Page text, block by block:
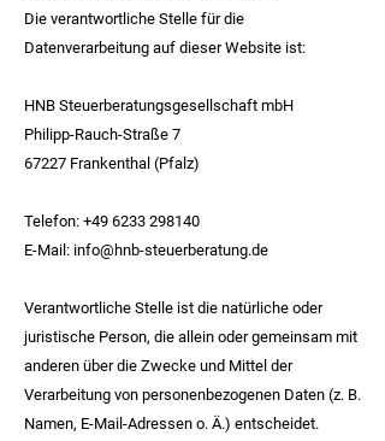
Die verantwortliche Stelle für die
Datenverarbeitung auf dieser Website ist:
HNB Steuerberatungsgesellschaft mbH
Philipp-Rauch-Straße 7
67227 Frankenthal (Pfalz)
Telefon: +49 6233 298140
E-Mail: info@hnb-steuerberatung.de
Verantwortliche Stelle ist die natürliche oder
juristische Person, die allein oder gemeinsam mit
anderen über die Zwecke und Mittel der
Verarbeitung von personenbezogenen Daten (z. B.
Namen, E-Mail-Adressen o. Ä.) entscheidet.